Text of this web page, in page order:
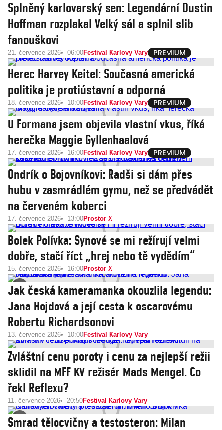
Splněný karlovarský sen: Legendární Dustin
Hoffman rozplakal Velký sál a splnil slib
fanouškovi
21. července 2026 06:00Festival Karlovy Vary
Herec Harvey Keitel: Současná americká
politika je protiústavní a odporná
18. července 2026 10:00Festival Karlovy Vary
U Formana jsem objevila vlastní vkus, říká
herečka Maggie Gyllenhaalová
17. července 2026 16:00Festival Karlovy Vary
Ondrík o Bojovníkovi: Radši si dám přes
hubu v zasmrádlém gymu, než se předvádět
na červeném koberci
17. července 2026 13:00Prostor X
Bolek Polívka: Synové se mi režírují velmi
dobře, stačí říct „hrej nebo tě vydědím“
15. července 2026 16:00Prostor X
Jak česká kameramanka okouzlila legendu:
Jana Hojdová a její cesta k oscarovému
Robertu Richardsonovi
13. července 2026 10:00Festival Karlovy Vary
Zvláštní cenu poroty i cenu za nejlepší režii
sklidil na MFF KV režisér Mads Mengel. Co
řekl Reflexu?
11. července 2026 20:50Festival Karlovy Vary
Smrad tělocvičny a testosteron: Milan